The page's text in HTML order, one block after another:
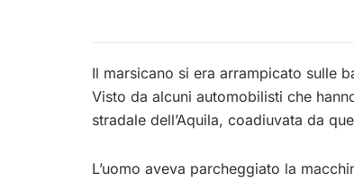
Il marsicano si era arrampicato sulle
Visto da alcuni automobilisti che
stradale dell’Aquila, coadiuvata da
L’uomo aveva parcheggiato la